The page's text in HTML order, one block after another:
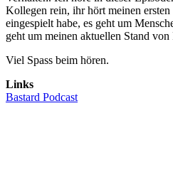
Kollegen rein, ihr hört meinen
eingespielt habe, es geht um
geht um meinen aktuellen Stand von
Viel Spass beim hören.
Links
Bastard Podcast